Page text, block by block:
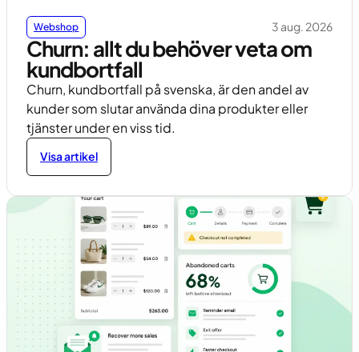
Webshop 3 aug. 2026
Churn: allt du behöver veta om
kundbortfall
Churn, kundbortfall på svenska, är den andel av
kunder som slutar använda dina produkter eller
tjänster under en viss tid.
Visa artikel